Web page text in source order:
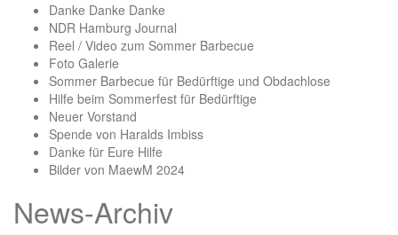
Danke Danke Danke
NDR Hamburg Journal
Reel / Video zum Sommer Barbecue
Foto Galerie
Sommer Barbecue für Bedürftige und Obdachlose
Hilfe beim Sommerfest für Bedürftige
Neuer Vorstand
Spende von Haralds Imbiss
Danke für Eure Hilfe
Bilder von MaewM 2024
News-Archiv